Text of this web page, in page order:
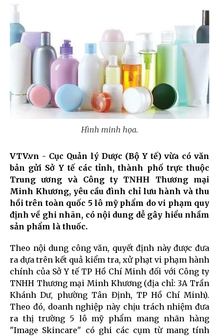
Hình minh họa.
VTV.vn - Cục Quản lý Dược (Bộ Y tế) vừa có văn
bản gửi Sở Y tế các tỉnh, thành phố trực thuộc
Trung ương và Công ty TNHH Thương mại
Minh Khương, yêu cầu đình chỉ lưu hành và thu
hồi trên toàn quốc 5 lô mỹ phẩm do vi phạm quy
định về ghi nhãn, có nội dung dễ gây hiểu nhầm
sản phẩm là thuốc.
Theo nội dung công văn, quyết định này được đưa
ra dựa trên kết quả kiểm tra, xử phạt vi phạm hành
chính của Sở Y tế TP Hồ Chí Minh đối với Công ty
TNHH Thương mại Minh Khương (địa chỉ: 3A Trần
Khánh Dư, phường Tân Định, TP Hồ Chí Minh).
Theo đó, doanh nghiệp này chịu trách nhiệm đưa
ra thị trường 5 lô mỹ phẩm mang nhãn hàng
"Image Skincare" có ghi các cụm từ mang tính